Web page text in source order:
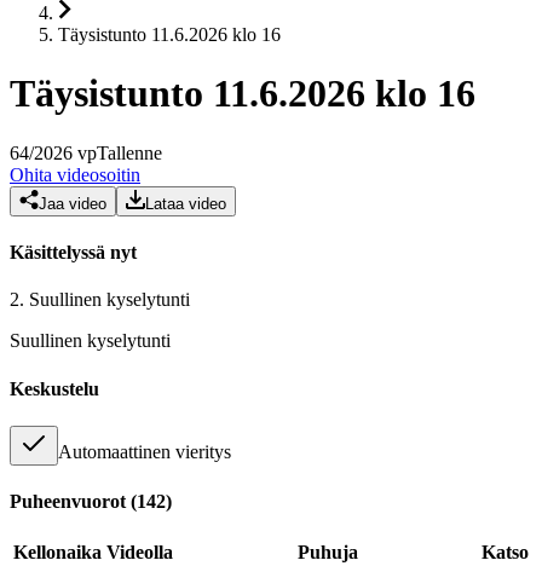
Täysistunto 11.6.2026 klo 16
Täysistunto 11.6.2026 klo 16
64/2026 vpTallenne
Ohita videosoitin
Jaa video Lataa video
Käsittelyssä nyt
2. Suullinen kyselytunti
Suullinen kyselytunti
Keskustelu
Automaattinen vieritys
Puheenvuorot (142)
Kellonaika Videolla Puhuja
Katso